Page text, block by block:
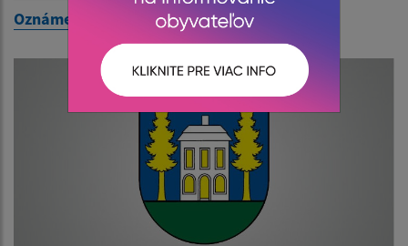
Oznámenie o uložení zásielky pani Kalejová